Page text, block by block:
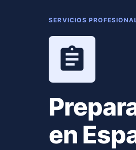
SERVICIOS
en